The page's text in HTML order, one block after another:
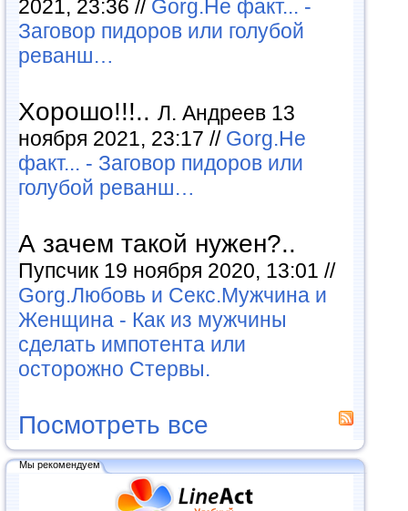
2021, 23:36 // Gorg.Не факт... -
Заговор пидоров или голубой
реванш…
Хорошо!!!.. Л. Андреев 13
ноября 2021, 23:17 // Gorg.Не
факт... - Заговор пидоров или
голубой реванш…
А зачем такой нужен?..
Пупсчик 19 ноября 2020, 13:01 //
Gorg.Любовь и Секс.Мужчина и
Женщина - Как из мужчины
сделать импотента или
осторожно Стервы.
Посмотреть все
Мы рекомендуем